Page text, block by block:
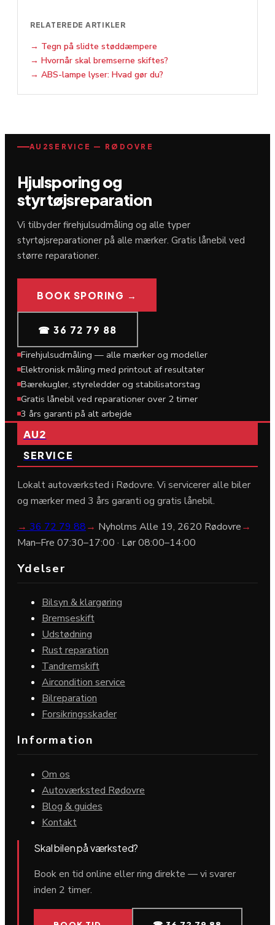
RELATEREDE ARTIKLER
→ Tegn på slidte støddæmpere
→ Hvornår skal bremserne skiftes?
→ ABS-lampe lyser: Hvad gør du?
AU2SERVICE — RØDOVRE
Hjulsporing og
styrtøjsreparation
Vi tilbyder firehjulsudmåling og alle typer
styrtøjsreparationer på alle mærker. Gratis lånebil ved
større reparationer.
BOOK SPORING →
☎ 36 72 79 88
Firehjulsudmåling — alle mærker og modeller
Elektronisk måling med printout af resultater
Bærekugler, styreledder og stabilisatorstag
Gratis lånebil ved reparationer over 2 timer
3 års garanti på alt arbejde
AU2
SERVICE
Lokalt autoværksted i Rødovre. Vi servicerer alle biler
og mærker med 3 års garanti og gratis lånebil.
→ 36 72 79 88→ Nyholms Alle 19, 2620 Rødovre→
Man–Fre 07:30–17:00 · Lør 08:00–14:00
Ydelser
Bilsyn & klargøring
Bremseskift
Udstødning
Rust reparation
Tandremskift
Aircondition service
Bilreparation
Forsikringsskader
Information
Om os
Autoværksted Rødovre
Blog & guides
Kontakt
Skal bilen på værksted?
Book en tid online eller ring direkte — vi svarer
inden 2 timer.